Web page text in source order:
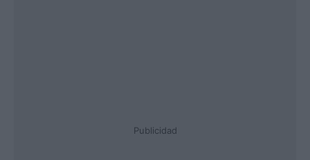
Publicidad